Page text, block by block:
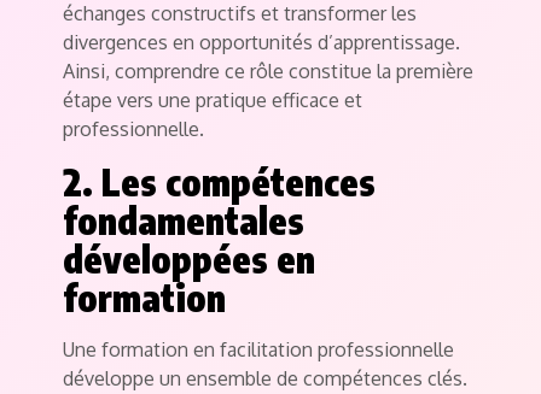
échanges constructifs et transformer les
divergences en opportunités d’apprentissage.
Ainsi, comprendre ce rôle constitue la première
étape vers une pratique efficace et
professionnelle.
2. Les compétences
fondamentales
développées en
formation
Une formation en facilitation professionnelle
développe un ensemble de compétences clés.